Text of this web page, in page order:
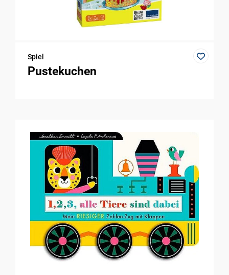
Spiel
Pustekuchen